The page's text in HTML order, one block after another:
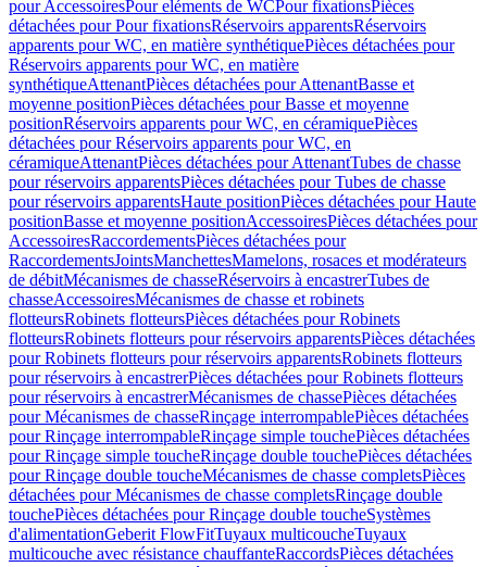
pour AccessoiresPour eléments de WCPour fixationsPièces
détachées pour Pour fixationsRéservoirs apparentsRéservoirs
apparents pour WC, en matière synthétiquePièces détachées pour
Réservoirs apparents pour WC, en matière
synthétiqueAttenantPièces détachées pour AttenantBasse et
moyenne positionPièces détachées pour Basse et moyenne
positionRéservoirs apparents pour WC, en céramiquePièces
détachées pour Réservoirs apparents pour WC, en
céramiqueAttenantPièces détachées pour AttenantTubes de chasse
pour réservoirs apparentsPièces détachées pour Tubes de chasse
pour réservoirs apparentsHaute positionPièces détachées pour Haute
positionBasse et moyenne positionAccessoiresPièces détachées pour
AccessoiresRaccordementsPièces détachées pour
RaccordementsJointsManchettesMamelons, rosaces et modérateurs
de débitMécanismes de chasseRéservoirs à encastrerTubes de
chasseAccessoiresMécanismes de chasse et robinets
flotteursRobinets flotteursPièces détachées pour Robinets
flotteursRobinets flotteurs pour réservoirs apparentsPièces détachées
pour Robinets flotteurs pour réservoirs apparentsRobinets flotteurs
pour réservoirs à encastrerPièces détachées pour Robinets flotteurs
pour réservoirs à encastrerMécanismes de chassePièces détachées
pour Mécanismes de chasseRinçage interrompablePièces détachées
pour Rinçage interrompableRinçage simple touchePièces détachées
pour Rinçage simple toucheRinçage double touchePièces détachées
pour Rinçage double toucheMécanismes de chasse completsPièces
détachées pour Mécanismes de chasse completsRinçage double
touchePièces détachées pour Rinçage double toucheSystèmes
d'alimentationGeberit FlowFitTuyaux multicoucheTuyaux
multicouche avec résistance chauffanteRaccordsPièces détachées